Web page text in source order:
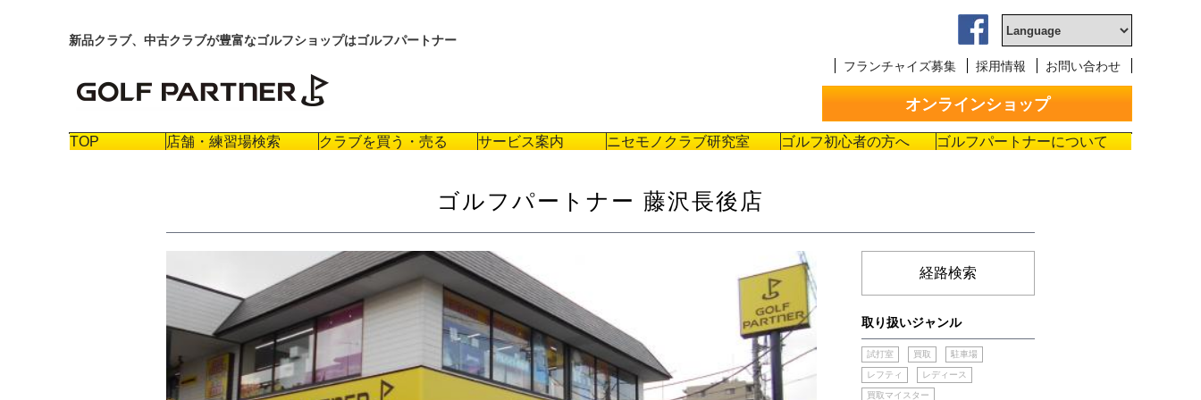
新品クラブ、中古クラブが豊富なゴルフショップはゴルフパートナー
フランチャイズ募集
採用情報 お問い合わせ
オンラインショップ
TOP 店舗・練習場検索 クラブを買う・売る サービス案内 ニセモノクラブ研究室 ゴルフ初心者の方へ ゴルフパートナーについて
ゴルフパートナー 藤沢長後店
経路検索
取り扱いジャンル
試打室 買取 駐車場
レフティ レディース
買取マイスター